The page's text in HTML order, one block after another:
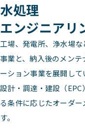
水処理
エンジニアリ
工場、発電所、浄水場
事業と、納入後のメン
ーション事業を展開して
設計・調達・建設（
る条件に応じたオーダ
す。